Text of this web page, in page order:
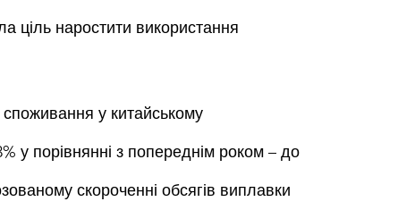
ціль наростити використання
споживання у китайському
у порівнянні з попереднім роком – до
скороченні обсягів виплавки